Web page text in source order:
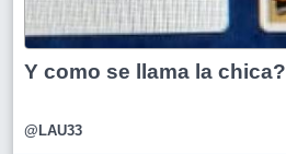
Y como se llama la chica?
@LAU33